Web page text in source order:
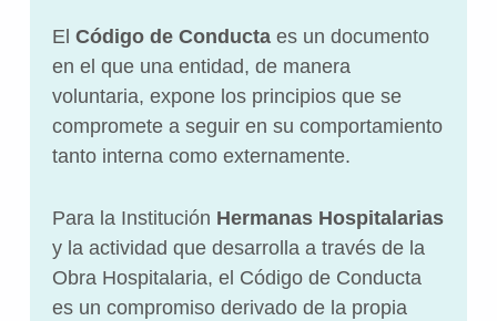
El Código de Conductaes un documento
en el que una entidad, de manera
voluntaria, expone los principios que se
compromete a seguir en su comportamiento
tanto interna como externamente.
Para la Institución Hermanas Hospitalarias
y la actividad que desarrolla a través de la
Obra Hospitalaria, el Código de Conducta
es un compromiso derivado de la propia